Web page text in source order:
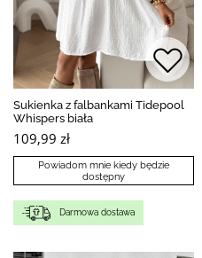
Sukienka z falbankami Tidepool
Whispers biała
109,99 zł
Powiadom mnie kiedy będzie
dostępny
Darmowa dostawa